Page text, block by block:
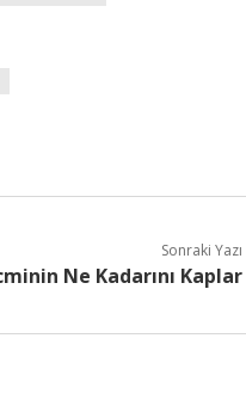
Sonraki Yazı
Ne Kadarını Kaplar